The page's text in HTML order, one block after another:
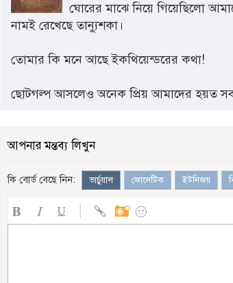
ঘোরের মাঝে নিয়ে গিয়েছিলো
নামই রেখেছে তান্যুশকা।
তোমার কি মনে আছে ইকথিয়েন্ডরের কথা!
ছোটগল্প আসলেও অনেক প্রিয় আমাদের হয়ত
আপনার মন্তব্য লিখুন
কি বোর্ড বেছে নিন: ভার্চুয়াল ফোনেটিক ইউনিজয়